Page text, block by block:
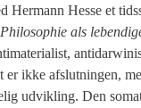
Her­mann Hes­se et
Phi­los­op­hie als
er ikke afslut­nin­gen,
udvik­ling. Den